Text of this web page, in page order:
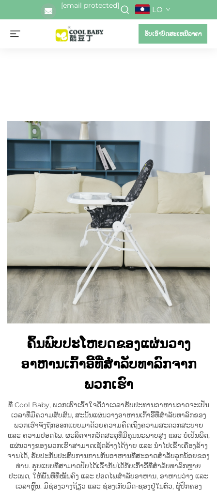
[email protected] LO
ຮັບເອົາບົດສະເຫນີລາຄາ
ຄົ້ນພົບປະໂຫຍດຂອງແຜ່ນວາງ
ອາຫານເກົ້າອີ້ທີ່ສຳລັບທາລົກຈາກ
ພວກເຮົາ
ທີ່ Cool Baby, ພວກເຮົາເຂົ້າໃຈດີວ່າເວລາຮັບປະທານອາຫານອາດຈະເປັນ
ເວລາທີ່ມີຄວາມສັບສົນ, ສະນັ້ນແຜ່ນວາງອາຫານເກົ້າອີ້ທີ່ສຳລັບທາລົກຂອງ
ພວກເຮົາຈຶ່ງຖືກອອກແບບມາດ້ວຍຄວາມຄິດເຖິງຄວາມສະດວກສະບາຍ
ແລະ ຄວາມປອດໄພ. ຜະລິດຈາກວັດສະດຸທີ່ມີຄຸນນະພາບສູງ ແລະ ບໍ່ເປັນພິດ,
ແຜ່ນວາງຂອງພວກເຮົາສາມາດເຊັດລ້າງໄດ້ງ່າຍ ແລະ ນຳໄປເຂົ້າເຄື່ອງລ້າງ
ຈານໄດ້, ຮັບປະກັນປະສົບການການກິນອາຫານທີ່ສະອາດສຳລັບລູກນ້ອຍຂອງ
ທ່ານ. ຮູບແບບທີ່ສາມາດປັບໄດ້ເຂົ້າກັນໄດ້ກັບເກົ້າອີ້ທີ່ສຳລັບທາລົກຫຼາຍ
ປະເພດ, ໃຫ້ພື້ນທີ່ທີ່ໝັ້ນຄົງ ແລະ ປອດໄພສຳລັບອາຫານ, ອາຫານວ່າງ ແລະ
ເວລາຫຼິ້ນ. ມີຊ່ອງວາງຖ້ຽວ ແລະ ຊ່ອງເກັບມີດ-ຊອງຢູ່ໃນຕົວ, ຜູ້ປົກຄອງ